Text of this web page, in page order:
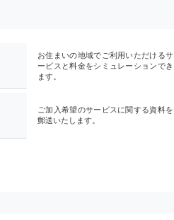
お住まいの地域でご利用いただけるサ
ービスと料金をシミュレーションでき
ます。
ご加入希望のサービスに関する資料を
郵送いたします。